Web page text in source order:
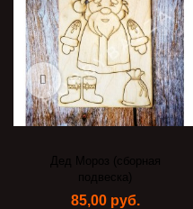
Дед Мороз (сборная
подвеска)
85,00 руб.